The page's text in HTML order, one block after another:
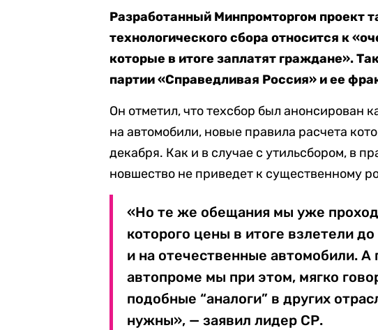
Разработанный Минпромторгом проект
технологического сбора относится к
которые в итоге заплатят граждане».
партии «Справедливая Россия» и ее
Он отметил, что техсбор был анонсирован
на автомобили, новые правила расчета
декабря. Как и в случае с утильсбором, в
новшество не приведет к существенному
«Но те же обещания мы уже
которого цены в итоге взлетели
и на отечественные автомобили. А
автопроме мы при этом, мягко
подобные “аналоги” в других
нужны», — заявил лидер СР.